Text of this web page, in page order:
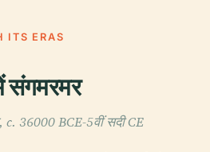
ITS ERAS
संगमरमर
36000 BCE-5वीं सदी CE